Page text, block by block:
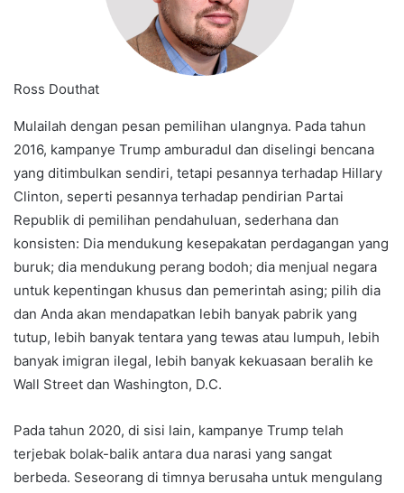
Ross Douthat
Mulailah dengan pesan pemilihan ulangnya. Pada tahun
2016, kampanye Trump amburadul dan diselingi bencana
yang ditimbulkan sendiri, tetapi pesannya terhadap Hillary
Clinton, seperti pesannya terhadap pendirian Partai
Republik di pemilihan pendahuluan, sederhana dan
konsisten: Dia mendukung kesepakatan perdagangan yang
buruk; dia mendukung perang bodoh; dia menjual negara
untuk kepentingan khusus dan pemerintah asing; pilih dia
dan Anda akan mendapatkan lebih banyak pabrik yang
tutup, lebih banyak tentara yang tewas atau lumpuh, lebih
banyak imigran ilegal, lebih banyak kekuasaan beralih ke
Wall Street dan Washington, D.C.
Pada tahun 2020, di sisi lain, kampanye Trump telah
terjebak bolak-balik antara dua narasi yang sangat
berbeda. Seseorang di timnya berusaha untuk mengulang